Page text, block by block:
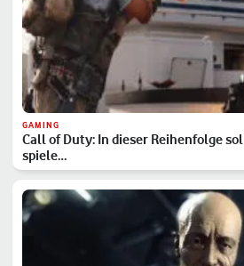
GAMING
Call of Duty: In dieser Reihenfolge
spiele…